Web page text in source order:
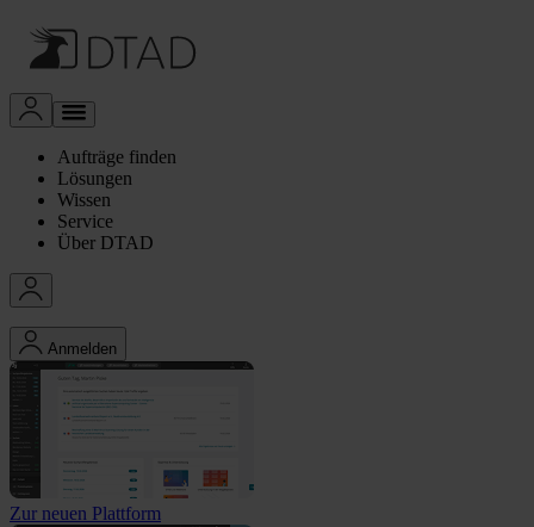
Aufträge finden
Lösungen
Wissen
Service
Über DTAD
Anmelden
Zur neuen Plattform